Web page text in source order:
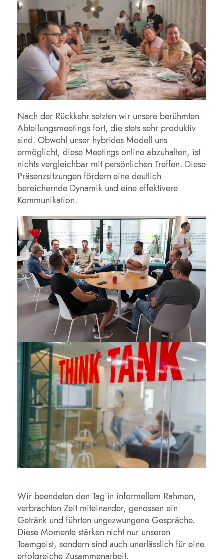
Nach der Rückkehr setzten wir unsere berühmten
Abteilungsmeetings fort, die stets sehr produktiv
sind. Obwohl unser hybrides Modell uns
ermöglicht, diese Meetings online abzuhalten, ist
nichts vergleichbar mit persönlichen Treffen. Diese
Präsenzsitzungen fördern eine deutlich
bereichernde Dynamik und eine effektivere
Kommunikation.
Wir beendeten den Tag in informellem Rahmen,
verbrachten Zeit miteinander, genossen ein
Getränk und führten ungezwungene Gespräche.
Diese Momente stärken nicht nur unseren
Teamgeist, sondern sind auch unerlässlich für eine
erfolgreiche Zusammenarbeit.